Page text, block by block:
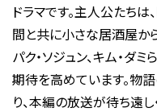
ドラマです。主人公たち
間と共に小さな居酒屋か
パク・ソジュン、キム・ダ
期待を高めています。物
り、本編の放送が待ち遠し